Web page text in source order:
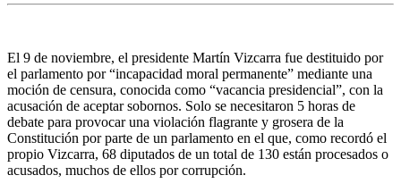
El 9 de noviembre, el presidente Martín Vizcarra fue destituido por
el parlamento por “incapacidad moral permanente” mediante una
moción de censura, conocida como “vacancia presidencial”, con la
acusación de aceptar sobornos. Solo se necesitaron 5 horas de
debate para provocar una violación flagrante y grosera de la
Constitución por parte de un parlamento en el que, como recordó el
propio Vizcarra, 68 diputados de un total de 130 están procesados o
acusados, muchos de ellos por corrupción.